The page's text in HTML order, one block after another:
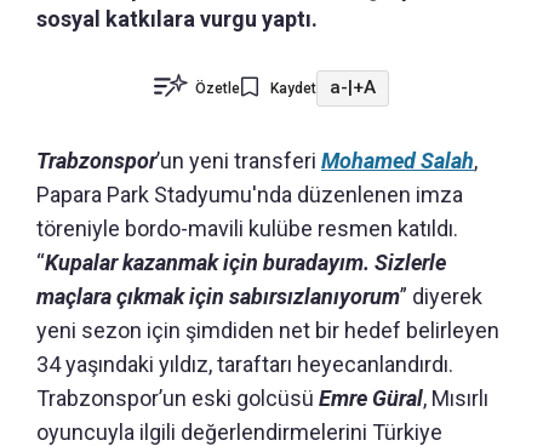
sosyal katkılara vurgu yaptı.
Özetle Kaydet a-|+A
Trabzonspor’un yeni transferi Mohamed Salah,
Papara Park Stadyumu'nda düzenlenen imza
töreniyle bordo-mavili kulübe resmen katıldı.
“Kupalar kazanmak için buradayım. Sizlerle
maçlara çıkmak için sabırsızlanıyorum” diyerek
yeni sezon için şimdiden net bir hedef belirleyen
34 yaşındaki yıldız, taraftarı heyecanlandırdı.
Trabzonspor’un eski golcüsü Emre Güral, Mısırlı
oyuncuyla ilgili değerlendirmelerini Türkiye